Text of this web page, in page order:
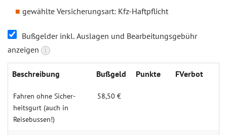
gewählte Versicherungsart: Kfz-Haftpflicht
Bußgelder inkl. Auslagen und Bearbeitungsgebühr
anzeigen
i
Beschrei­bung Buß­geld Punk­te FVer­bot
Fahren ohne Si­cher­
heitsgurt (auch in
Reise­bussen!)
58,50 €